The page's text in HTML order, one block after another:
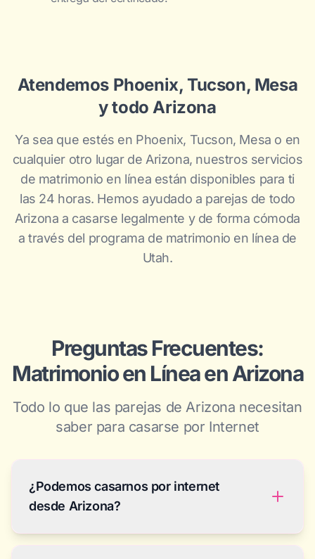
Atendemos Phoenix, Tucson, Mesa
y todo Arizona
Ya sea que estés en Phoenix, Tucson, Mesa o en
cualquier otro lugar de Arizona, nuestros servicios
de matrimonio en línea están disponibles para ti
las 24 horas. Hemos ayudado a parejas de todo
Arizona a casarse legalmente y de forma cómoda
a través del programa de matrimonio en línea de
Utah.
Preguntas Frecuentes:
Matrimonio en Línea en Arizona
Todo lo que las parejas de Arizona necesitan
saber para casarse por Internet
¿Podemos casarnos por internet
desde Arizona?